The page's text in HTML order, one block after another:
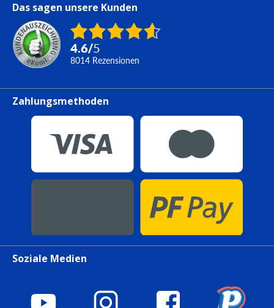
Das sagen unsere Kunden
4.6/5
8014 Rezensionen
Zahlungsmethoden
Soziale Medien